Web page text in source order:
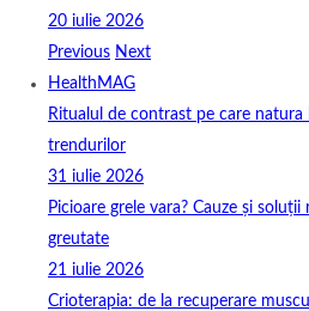
20 iulie 2026
Previous Next
HealthMAG
Ritualul de contrast pe care
trendurilor
31 iulie 2026
Picioare grele vara? Cauze și
greutate
21 iulie 2026
Crioterapia: de la recuperare